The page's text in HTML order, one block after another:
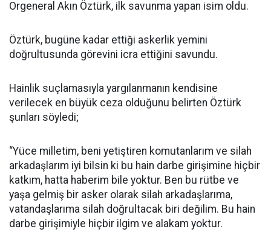
Orgeneral Akın Öztürk, ilk savunma yapan isim oldu.
Öztürk, bugüne kadar ettiği askerlik yemini
doğrultusunda görevini icra ettiğini savundu.
Hainlik suçlamasıyla yargılanmanın kendisine
verilecek en büyük ceza olduğunu belirten Öztürk
şunları söyledi;
“Yüce milletim, beni yetiştiren komutanlarım ve silah
arkadaşlarım iyi bilsin ki bu hain darbe girişimine hiçbir
katkım, hatta haberim bile yoktur. Ben bu rütbe ve
yaşa gelmiş bir asker olarak silah arkadaşlarıma,
vatandaşlarıma silah doğrultacak biri değilim. Bu hain
darbe girişimiyle hiçbir ilgim ve alakam yoktur.